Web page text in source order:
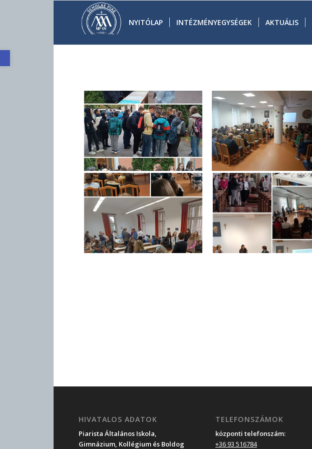
NYITÓLAP INTÉZMÉNYEGYSÉGEK AKTUÁLIS
HIVATALOS ADATOK
Piarista Általános Iskola,
Gimnázium, Kollégium és Boldog
TELEFONSZÁMOK
központi telefonszám:
+36 93 516784
Eszköztár megnyitása